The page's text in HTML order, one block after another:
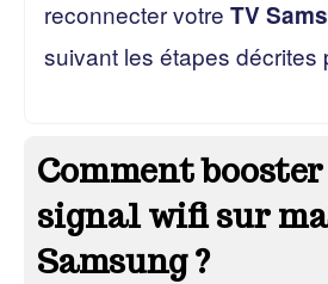
reconnecter votreTV
suivant les étapes décrites
Comment
signal wifi sur
Samsung ?